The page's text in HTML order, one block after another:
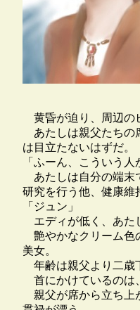
黄昏が迫り、周辺の
あたしは親父たちの
は目立たないはずだ。
「ふーん、こういう人
あたしは自分の端末
研究を行う他、健康維
「ジュン」
エディが低く、あた
艶やかなクリーム色
美女。
年齢は親父より二歳
首にかけているのは
親父が席から立ち上